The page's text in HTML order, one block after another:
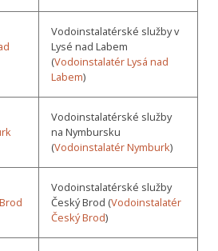
Vodoinstalatérské služby v
Lysé nad Labem
(Vodoinstalatér Lysá nad
Labem)
Vodoinstalatérské služby
na Nymbursku
(Vodoinstalatér Nymburk)
Vodoinstalatérské služby
Český Brod (Vodoinstalatér
Český Brod)